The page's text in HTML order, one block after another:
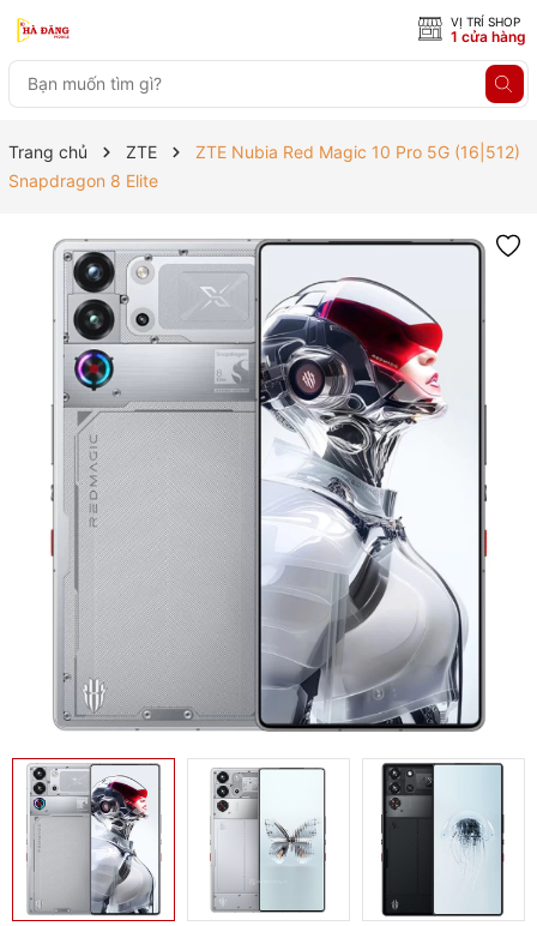
VỊ TRÍ SHOP
1 cửa hàng
Trang chủ ZTE
ZTE Nubia Red Magic 10 Pro 5G (16|512)
Snapdragon 8 Elite